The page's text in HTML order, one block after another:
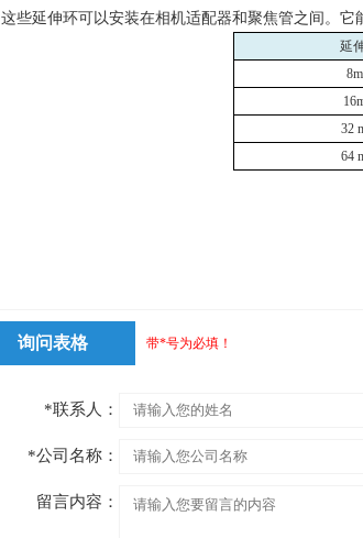
这些延伸环可以安装在相机适配器和聚焦管之间。
延
32
64
询问表格 带*号为必填！
*联系人：
*公司名称：
留言内容：